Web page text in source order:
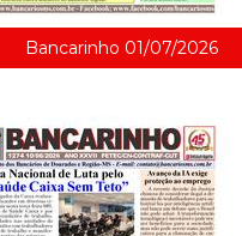
Bancarinho 01/07/2026